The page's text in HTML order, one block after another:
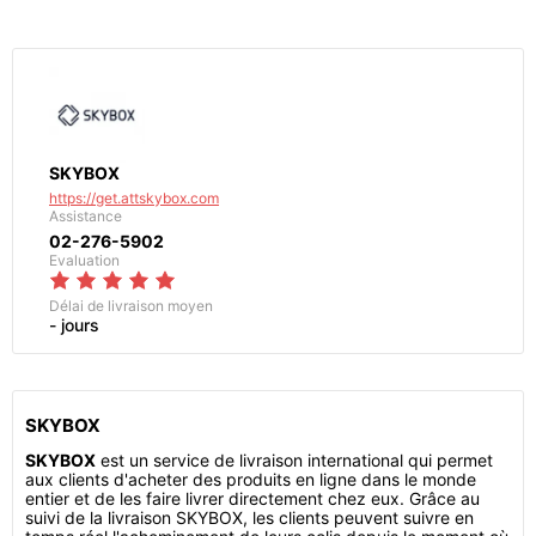
SKYBOX
https://get.attskybox.com
Assistance
02-276-5902
Evaluation
Délai de livraison moyen
- jours
SKYBOX
SKYBOX est un service de livraison international qui permet
aux clients d'acheter des produits en ligne dans le monde
entier et de les faire livrer directement chez eux. Grâce au
suivi de la livraison SKYBOX, les clients peuvent suivre en